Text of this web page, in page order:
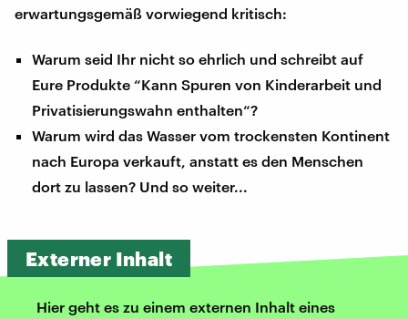
erwartungsgemäß vorwiegend kritisch:
Warum seid Ihr nicht so ehrlich und schreibt auf
Eure Produkte “Kann Spuren von Kinderarbeit und
Privatisierungswahn enthalten“?
Warum wird das Wasser vom trockensten Kontinent
nach Europa verkauft, anstatt es den Menschen
dort zu lassen? Und so weiter...
Externer Inhalt
Hier geht es zu einem externen Inhalt eines